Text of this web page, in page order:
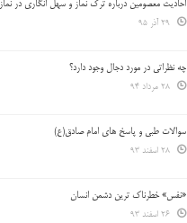
احادیث معصومین درباره ترک نماز و سهل انگاری در نماز
چه نظراتی در مورد دجال وجود دارد؟
سوالات طبی و پاسخ های امام صادق(ع)
«نفس» خطرناک ترین دشمن انسان